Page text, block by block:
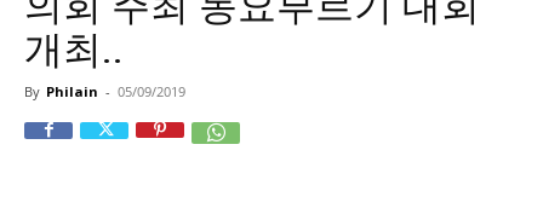
개최..
By Philain - 05/09/2019